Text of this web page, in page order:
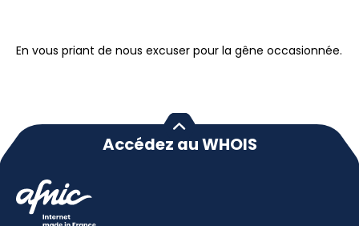
En vous priant de nous excuser pour la gêne occasionnée.
Accédez au WHOIS